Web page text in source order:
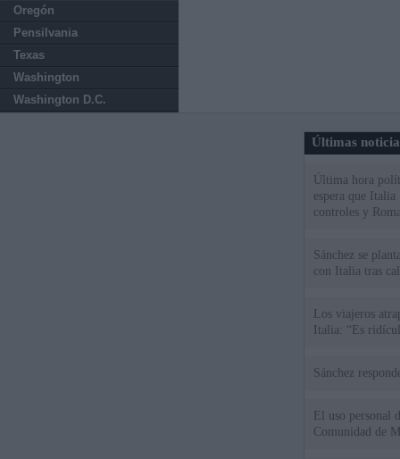
Oregón
Pensilvania
Texas
Washington
Washington D.C.
Últimas
Última hora
espera que
controles y
Sánchez se
con Italia tras
Los viajeros
Italia: “Es
Sánchez
El uso personal
Comunidad de